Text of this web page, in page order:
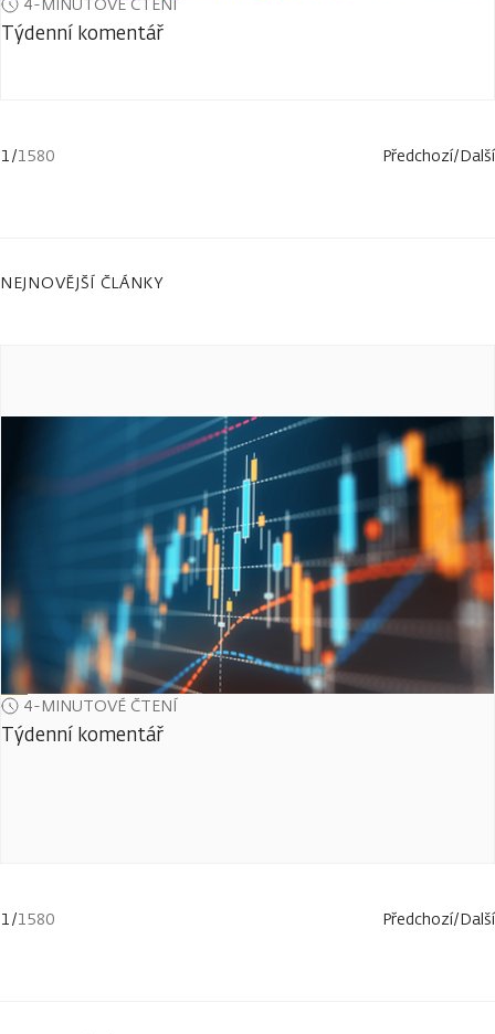
Týdenní komentář
1/1580 Předchozí/Další
NEJNOVĚJŠÍ ČLÁNKY
4-MINUTOVÉ ČTENÍ
Týdenní komentář
1/1580 Předchozí/Další